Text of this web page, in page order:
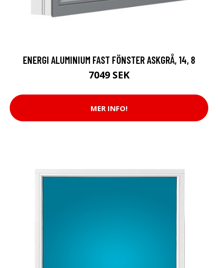
ENERGI ALUMINIUM FAST FÖNSTER ASKGRÅ, 14, 8
7049 SEK
MER INFO!